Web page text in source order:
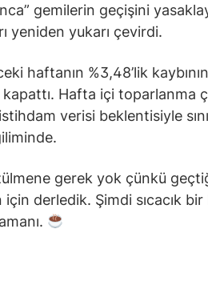
gemilerin geçişini
yeniden yukarı çevirdi.
haftanın %3,48’lik
Hafta içi toparlanma
verisi beklentisiyle
gerek yok çünkü
derledik. Şimdi sıcacık bir